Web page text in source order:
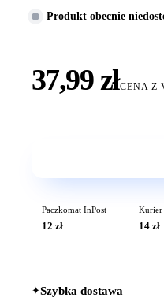
Produkt obecnie
37,99 złCENA Z
Paczkomat InPost
12 zł
Kurier
14 zł
✦Szybka dostawa